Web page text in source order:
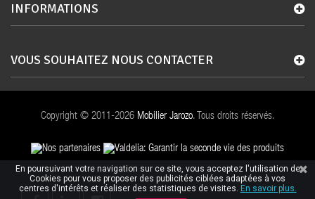
INFORMATIONS
VOUS SOUHAITEZ NOUS CONTACTER
Copyright © 2011-2026 Mobilier Jarozo. Tous droits réservés.
En poursuivant votre navigation sur ce site, vous acceptez l'utilisation de
Cookies pour vous proposer des publicités ciblées adaptées à vos
centres d'intérêts et réaliser des statistiques de visites. En savoir plus.